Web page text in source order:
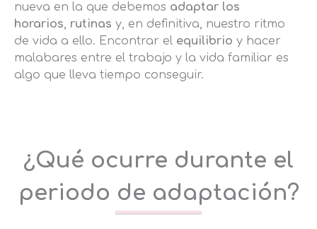
nueva en la que debemos adaptar los
horarios, rutinas y, en definitiva, nuestro ritmo
de vida a ello. Encontrar el equilibrio y hacer
malabares entre el trabajo y la vida familiar es
algo que lleva tiempo conseguir.
¿Qué ocurre durante el
periodo de adaptación?